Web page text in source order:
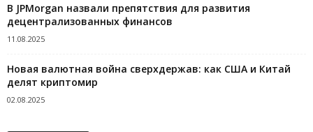
В JPMorgan назвали препятствия для развития
децентрализованных финансов
11.08.2025
Новая валютная война сверхдержав: как США и Китай
делят криптомир
02.08.2025